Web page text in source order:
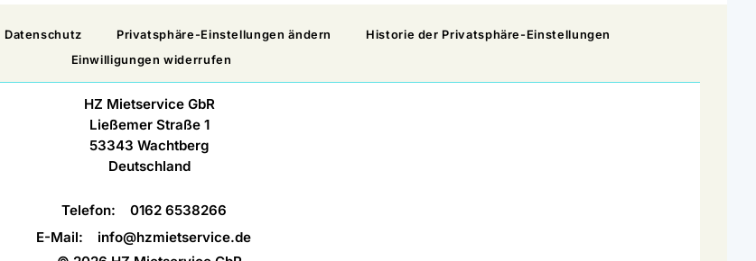
Datenschutz Privatsphäre-Einstellungen ändern
Historie der Privatsphäre-Einstellungen
Einwilligungen widerrufen
HZ Mietservice GbR
Ließemer Straße 1
53343 Wachtberg
Deutschland
Telefon:
0162 6538266
E-Mail:
info@hzmietservice.de